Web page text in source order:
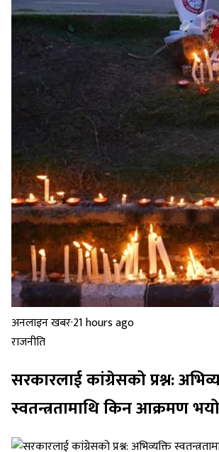
अनलाइन खबर·21 hours ago
राजनीति
सरकारलाई कांग्रेसको प्रश्न:
स्वतन्त्रतामाथि किन आक्रमण